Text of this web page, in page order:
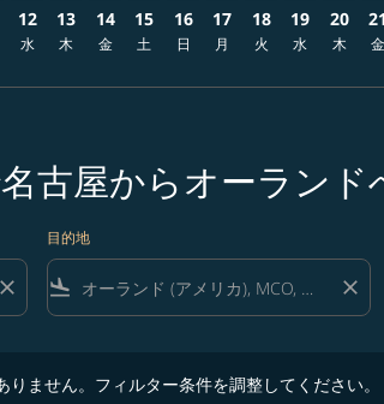
12
水
13
木
14
金
15
土
16
日
17
月
18
火
19
水
20
木
21
金
古屋からオーランド
close
目的地
flight_land close
ません。フィルター条件を調整してください。